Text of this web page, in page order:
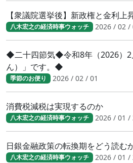
【衆議院選挙後】新政権と金利上
八木宏之の経済時事ウォッチ 2026 / 02 /
◆二十四節気◆令和8年（2026）2
ん）」です。◆
季節のお便り 2026 / 02 / 01
消費税減税は実現するのか
八木宏之の経済時事ウォッチ 2026 / 01 /
日銀金融政策の転換期をどう読む
八木宏之の経済時事ウォッチ 2026 / 01 /